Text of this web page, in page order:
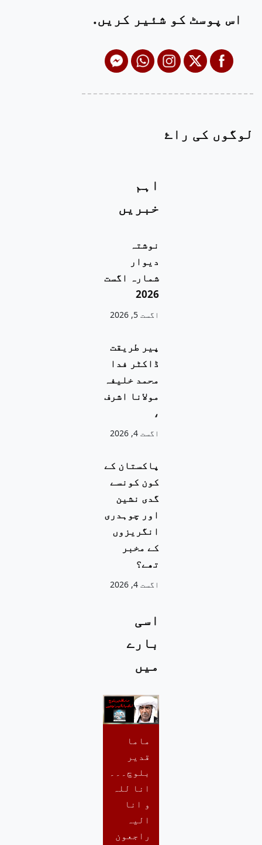
اس پوسٹ کو شئیر کریں.
لوگوں کی راۓ
اہم
خبریں
نوشتہ
دیوار
شمارہ اگست
2026
اگست 5, 2026
پیر طریقت
ڈاکٹر فدا
محمد خلیفہ
مولانا اشرف
،
اگست 4, 2026
پاکستان کے
کون کونسے
گدی نشین
اور چوہدری
انگریزوں
کے مخبر
تھے؟
اگست 4, 2026
اسی
بارے
میں
ماما
قدیر
بلوچ۔۔۔
انا للہ
و انا
الیہ
راجعون